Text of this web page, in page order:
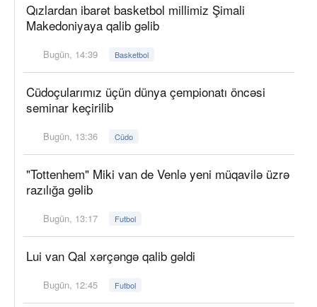
Qızlardan ibarət basketbol millimiz Şimali
Makedoniyaya qalib gəlib
Bugün, 14:39 Basketbol
Cüdoçularımız üçün dünya çempionatı öncəsi
seminar keçirilib
Bugün, 13:36 Cüdo
"Tottenhem" Miki van de Venlə yeni müqavilə üzrə
razılığa gəlib
Bugün, 13:17 Futbol
Lui van Qal xərçəngə qalib gəldi
Bugün, 12:45 Futbol